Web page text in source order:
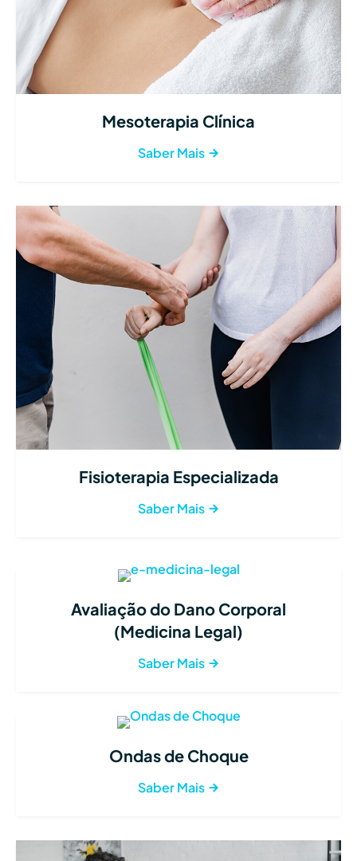
Mesoterapia Clínica
Saber Mais
Fisioterapia Especializada
Saber Mais
Avaliação do Dano Corporal
(Medicina Legal)
Saber Mais
Ondas de Choque
Saber Mais